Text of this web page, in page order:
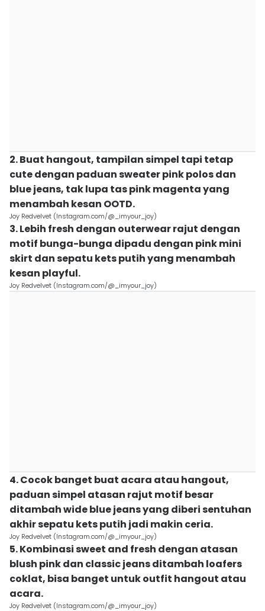
2. Buat hangout, tampilan simpel tapi tetap
cute dengan paduan sweater pink polos dan
blue jeans, tak lupa tas pink magenta yang
menambah kesan OOTD.
Joy Redvelvet (Instagram.com/@_imyour_joy)
3. Lebih fresh dengan outerwear rajut dengan
motif bunga-bunga dipadu dengan pink mini
skirt dan sepatu kets putih yang menambah
kesan playful.
Joy Redvelvet (Instagram.com/@_imyour_joy)
4. Cocok banget buat acara atau hangout,
paduan simpel atasan rajut motif besar
ditambah wide blue jeans yang diberi sentuhan
akhir sepatu kets putih jadi makin ceria.
Joy Redvelvet (Instagram.com/@_imyour_joy)
5. Kombinasi sweet and fresh dengan atasan
blush pink dan classic jeans ditambah loafers
coklat, bisa banget untuk outfit hangout atau
acara.
Joy Redvelvet (Instagram.com/@_imyour_joy)